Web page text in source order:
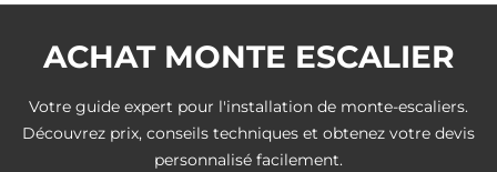
ACHAT MONTE ESCALIER
Votre guide expert pour l'installation de monte-escaliers.
Découvrez prix, conseils techniques et obtenez votre devis
personnalisé facilement.